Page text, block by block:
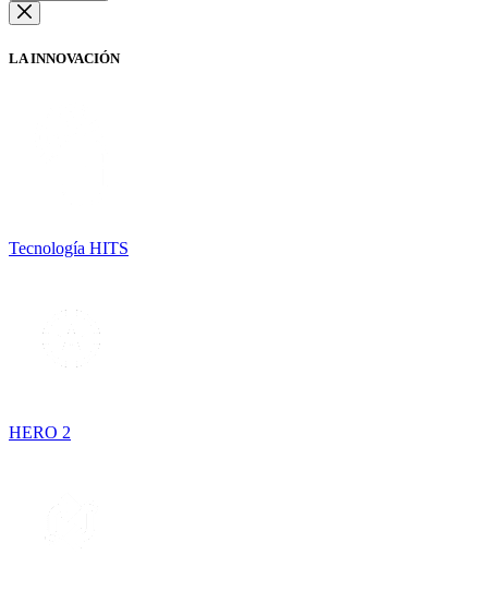
LA INNOVACIÓN
Tecnología HITS
HERO 2